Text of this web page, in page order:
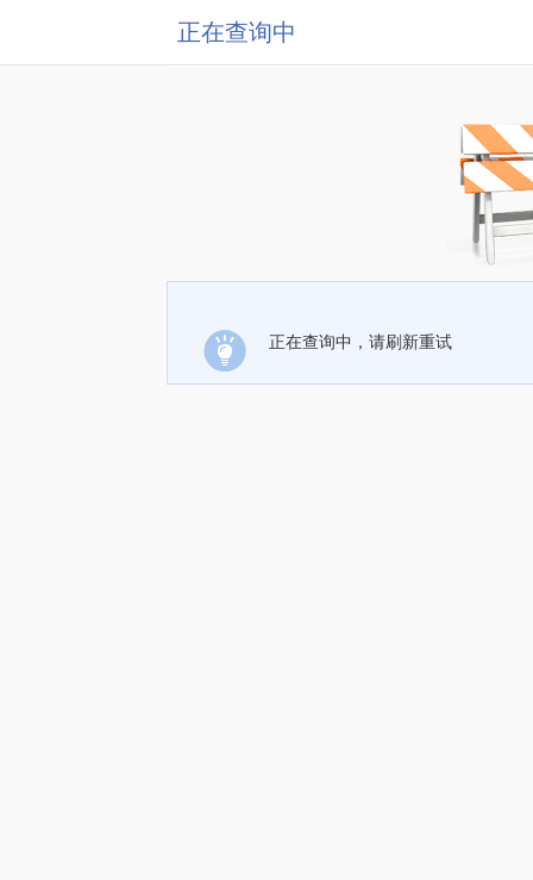
正在查询中
正在查询中，请刷新重试